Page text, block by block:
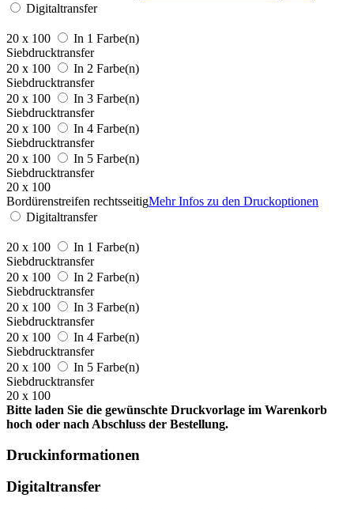
Digitaltransfer
20 x 100
In 1 Farbe(n)
Siebdrucktransfer
20 x 100
In 2 Farbe(n)
Siebdrucktransfer
20 x 100
In 3 Farbe(n)
Siebdrucktransfer
20 x 100
In 4 Farbe(n)
Siebdrucktransfer
20 x 100
In 5 Farbe(n)
Siebdrucktransfer
20 x 100
Bordürenstreifen rechtsseitigMehr Infos zu den Druckoptionen
Digitaltransfer
20 x 100
In 1 Farbe(n)
Siebdrucktransfer
20 x 100
In 2 Farbe(n)
Siebdrucktransfer
20 x 100
In 3 Farbe(n)
Siebdrucktransfer
20 x 100
In 4 Farbe(n)
Siebdrucktransfer
20 x 100
In 5 Farbe(n)
Siebdrucktransfer
20 x 100
Bitte laden Sie die gewünschte Druckvorlage im Warenkorb
hoch oder nach Abschluss der Bestellung.
Druckinformationen
Digitaltransfer